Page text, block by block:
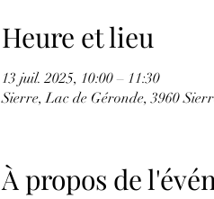
Heure et lieu
13 juil. 2025, 10:00 – 11:30
Sierre, Lac de Géronde, 3960
À propos de